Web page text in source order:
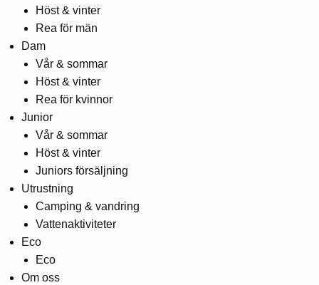
Höst & vinter
Rea för män
Dam
Vår & sommar
Höst & vinter
Rea för kvinnor
Junior
Vår & sommar
Höst & vinter
Juniors försäljning
Utrustning
Camping & vandring
Vattenaktiviteter
Eco
Eco
Om oss